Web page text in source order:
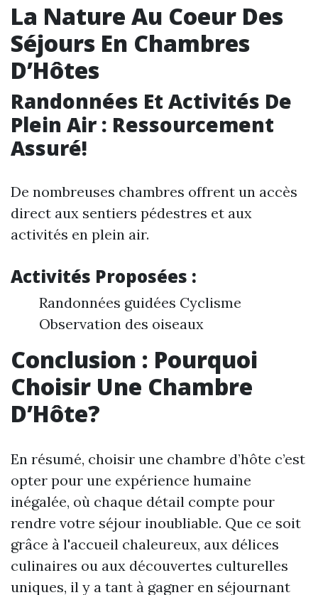
La Nature Au Coeur Des
Séjours En Chambres
D’Hôtes
Randonnées Et Activités De
Plein Air : Ressourcement
Assuré!
De nombreuses chambres offrent un accès
direct aux sentiers pédestres et aux
activités en plein air.
Activités Proposées :
Randonnées guidées Cyclisme
Observation des oiseaux
Conclusion : Pourquoi
Choisir Une Chambre
D’Hôte?
En résumé, choisir une chambre d’hôte c’est
opter pour une expérience humaine
inégalée, où chaque détail compte pour
rendre votre séjour inoubliable. Que ce soit
grâce à l'accueil chaleureux, aux délices
culinaires ou aux découvertes culturelles
uniques, il y a tant à gagner en séjournant